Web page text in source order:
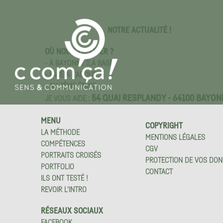
MENU
LA MÉTHODE
COMPÉTENCES
PORTRAITS CROISÉS
PORTFOLIO
ILS ONT TESTÉ !
REVOIR L'INTRO
RÉSEAUX SOCIAUX
COPYRIGHT
MENTIONS LÉGALES
CGV
PROTECTION DE VOS
CONTACT
OÙ NOUS TROUVER ?
- À BAYONNE (LA BASE)
- FACE À L'ADOUR
- AU 3ÈME ÉTAGE
JE VOUS AIDE : 54 QUAI RESPLANDY - 64100
NOTRE ACTUALITÉ !